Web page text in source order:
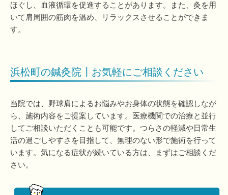
ほぐし、血液循環を促進することがあります。また、灸を用
いて肩周囲の筋肉を温め、リラックスさせることができま
す。
浜松町の鍼灸院┃お気軽にご相談ください
当院では、野球肩によるお悩みやお身体の状態を確認しなが
ら、施術内容をご提案しています。医療機関での治療と並行
してご相談いただくことも可能です。つらさの軽減や日常生
活の過ごしやすさを目指して、無理のない形で施術を行って
います。気になる症状が続いている方は、まずはご相談くだ
さい。